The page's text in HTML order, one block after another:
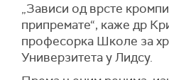
„Зависи од врсте
припремате“, каже др
професорка Школе за
Универзитета у Лидсу.